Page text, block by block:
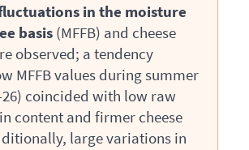
in the moisture
basis (MFFB) and cheese
observed; a tendency
MFFBvalues during summer
coincided with low raw
content and firmer cheese
large variations in